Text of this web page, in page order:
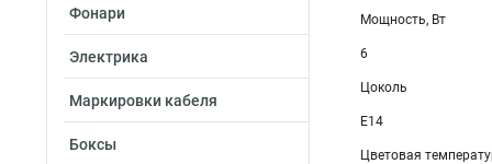
Фонари
Электрика
Маркировки кабеля
Боксы
Мощность, Вт
6
Цоколь
E14
Цветовая